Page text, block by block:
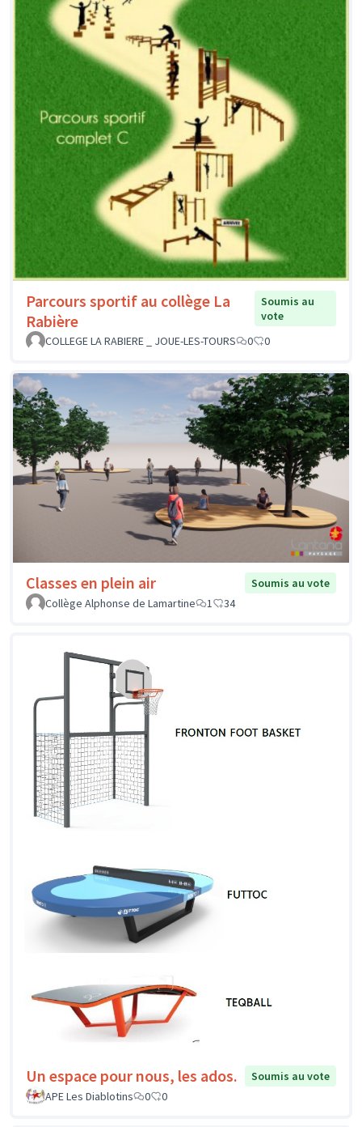
Parcours sportif au collège La
Rabière
Soumis au
vote
COLLEGE LA RABIERE _ JOUE-LES-TOURS
0 0
Classes en plein air
Soumis au vote
Collège Alphonse de Lamartine
1 34
Un espace pour nous, les ados.
Soumis au vote
APE Les Diablotins
0 0